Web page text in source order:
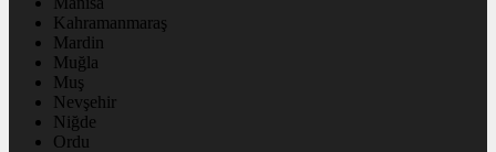
Kahramanmaraş
Mardin
Muğla
Muş
Nevşehir
Niğde
Ordu